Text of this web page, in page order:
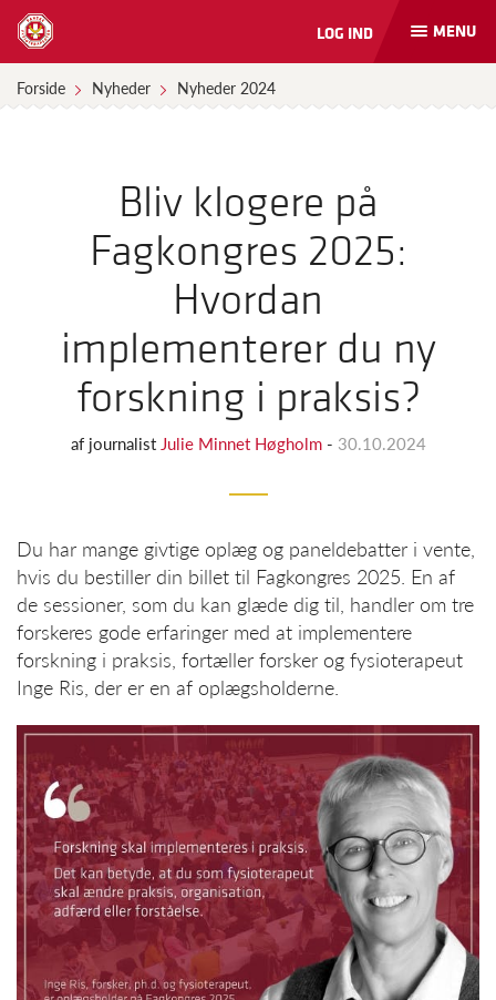
Åbn
og
MENU
LOG IND
Forside Nyheder Nyheder 2024
Bliv klogere på
Fagkongres 2025:
Hvordan
implementerer du ny
forskning i praksis?
af journalist Julie Minnet Høgholm - 30.10.2024
Du har mange givtige oplæg og paneldebatter i vente,
hvis du bestiller din billet til Fagkongres 2025. En af
de sessioner, som du kan glæde dig til, handler om tre
forskeres gode erfaringer med at implementere
forskning i praksis, fortæller forsker og fysioterapeut
Inge Ris, der er en af oplægsholderne.